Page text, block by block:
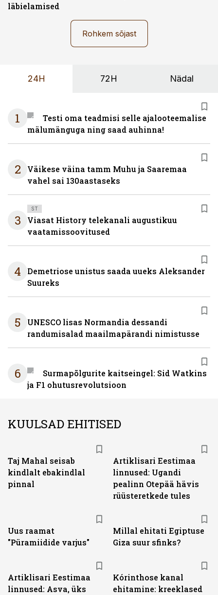
läbielamised
Rohkem sõjast
24H 72H Nädal
1
Testi oma teadmisi selle ajalooteemalise
mälumänguga ning saad auhinna!
2
Väikese väina tamm Muhu ja Saaremaa
vahel sai 130aastaseks
3
ST
Viasat History telekanali augustikuu
vaatamissoovitused
4
Demetriose unistus saada uueks Aleksander
Suureks
5
UNESCO lisas Normandia dessandi
randumisalad maailmapärandi nimistusse
6
Surmapõlgurite kaitseingel: Sid Watkins
ja F1 ohutusrevolutsioon
KUULSAD EHITISED
Taj Mahal seisab
kindlalt ebakindlal
pinnal
Artiklisari Eestimaa
linnused: Ugandi
pealinn Otepää hävis
rüüsteretkede tules
Uus raamat
"Püramiidide varjus"
Millal ehitati Egiptuse
Giza suur sfinks?
Artiklisari Eestimaa
linnused: Asva, üks
Kórinthose kanal
ehitamine: kreeklased